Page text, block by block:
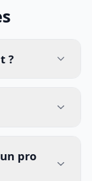
?
pro